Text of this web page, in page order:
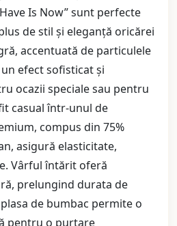
Is Now” sunt perfecte
de stil și eleganță oricărei
accentuată de particulele
efect sofisticat și
ocazii speciale sau pentru
casual într-unul de
compus din 75%
asigură elasticitate,
Vârful întărit oferă
prelungind durata de
de bumbac permite o
pentru o purtare